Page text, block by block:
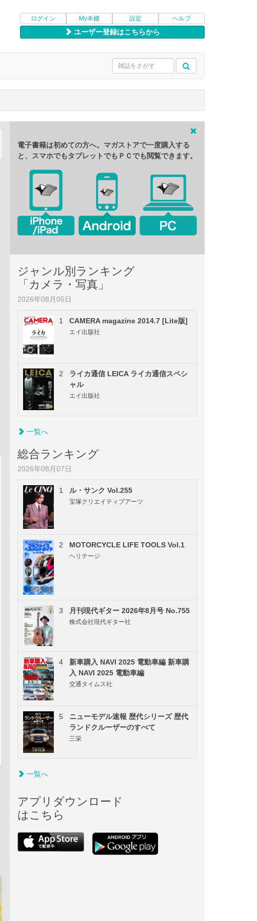
ログイン My本棚 設定 ヘルプ
ユーザー登録はこちらから
電子書籍は初めての方へ。マガストアで一度購入する
と、スマホでもタブレットでもＰＣでも閲覧できます。
ジャンル別ランキング
「カメラ・写真」
2026年08月05日
1 CAMERA magazine 2014.7 [Lite版]
エイ出版社
2
ライカ通信 LEICA ライカ通信スペシ
ャル
エイ出版社
一覧へ
総合ランキング
2026年08月07日
1 ル・サンク Vol.255
宝塚クリエイティブアーツ
2 MOTORCYCLE LIFE TOOLS Vol.1
ヘリテージ
3 月刊現代ギター 2026年8月号 No.755
株式会社現代ギター社
4
新車購入 NAVI 2025 電動車編 新車購
入 NAVI 2025 電動車編
交通タイムス社
5
ニューモデル速報 歴代シリーズ 歴代
ランドクルーザーのすべて
三栄
一覧へ
アプリダウンロード
はこちら